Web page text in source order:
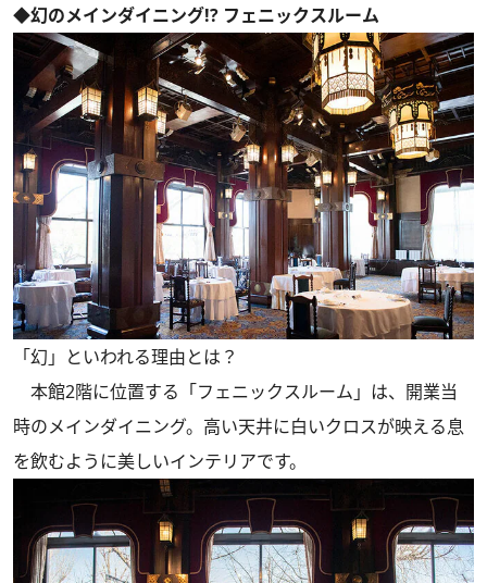
◆幻のメインダイニング!? フェニックスルーム
「幻」といわれる理由とは？
本館2階に位置する「フェニックスルーム」は、開業当
時のメインダイニング。高い天井に白いクロスが映える息
を飲むように美しいインテリアです。